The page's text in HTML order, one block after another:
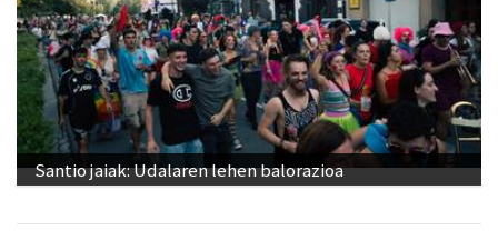
Santio jaiak: Udalaren lehen balorazioa